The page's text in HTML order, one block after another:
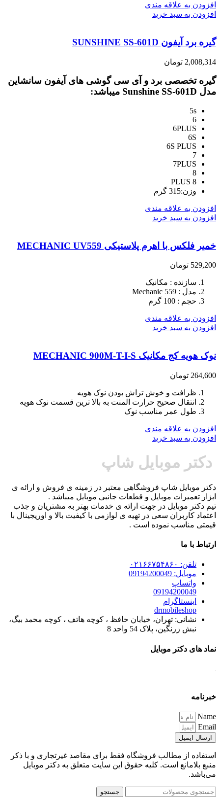
افزودن به علاقه مندی
افزودن به سبد خرید
گیره برد آیفون SUNSHINE SS-601D
2,008,314 تومان
گیره تخصصی برد و آی سی گوشی های آیفون سانشاین
مدل Sunshine SS-601D میباشد:
5s
6
6PLUS
6S
6S PLUS
7
7PLUS
8
8 PLUS
وزن:315 گرم
افزودن به علاقه مندی
افزودن به سبد خرید
خمیر فلکس با اهرم پلاستیکی MECHANIC UV559
529,200 تومان
سازنده : مکانیک
مدل : Mechanic 559
حجم : 100 گرم
افزودن به علاقه مندی
افزودن به سبد خرید
نوک هویه کج مکانیک MECHANIC 900M-T-I-S
264,600 تومان
ظرافت و خوش تراش بودن نوک هویه
انتقال صحیح حرارت المنت به بالا ترین قسمت نوک هویه
طول عمر مناسب نوک
افزودن به علاقه مندی
افزودن به سبد خرید
دکتر موبایل شاپ
دکتر موبایل شاپ فروشگاهی معتبر در زمینه ی فروش و ارائه ی
ابزار تعمیرات موبایل و قطعات جانبی موبایل میباشد .
تیم دکتر موبایل در جهت ارائه ی خدمات بهتر به مشتریان و جذب
اعتماد کاربران سعی در تهیه ی لوازمی با کیفیت بالا و اوریجینال با
قیمتی مناسب نموده است .
ارتباط با ما
تلفن: ۰۲۱۶۶۷۵۴۸۶۰
موبایل: 09194200049
واتساپ
09194200049
اینستاگرام
drmobileshop
نشانی: تهران، خیابان حافظ ، کوچه هاتف ، کوچه محمد بیگ،
نبش زرنگین، پلاک 54 واحد 8
نماد های دکتر موبایل
خبرنامه
Name
Email
ارسال ایمیل
استفاده از مطالب فروشگاه فقط برای مقاصد غیرتجاری و با ذکر
منبع بلامانع است. کلیه حقوق این سایت متعلق به دکتر موبایل
می‌باشد.
جستجو